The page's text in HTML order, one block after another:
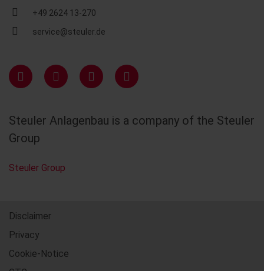
+49 2624 13-270
service@steuler.de
Steuler Anlagenbau is a company of the Steuler
Group
Steuler Group
Disclaimer
Privacy
Cookie-Notice